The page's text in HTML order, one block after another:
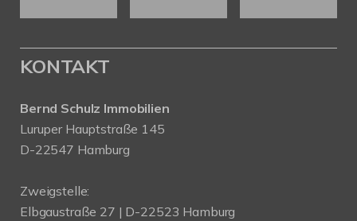
KONTAKT
Bernd Schulz Immobilien
Luruper Hauptstraße 145
D-22547 Hamburg
Zweigstelle:
Elbgaustraße 27 | D-22523 Hamburg